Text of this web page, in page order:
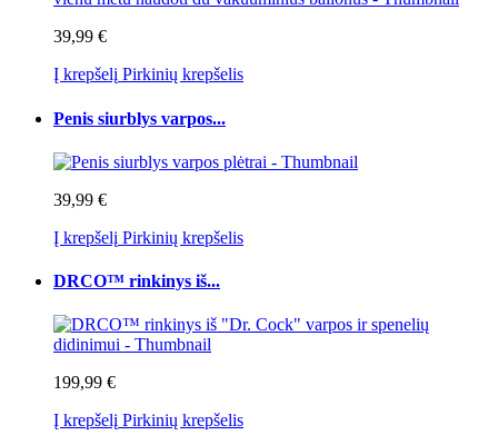
39,99 €
Į krepšelį Pirkinių krepšelis
Penis siurblys varpos...
39,99 €
Į krepšelį Pirkinių krepšelis
DRCO™ rinkinys iš...
199,99 €
Į krepšelį Pirkinių krepšelis